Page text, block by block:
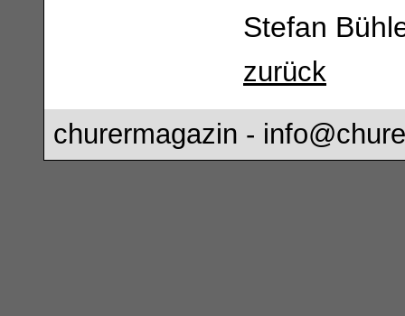
Stefan
zurück
churermagazin -